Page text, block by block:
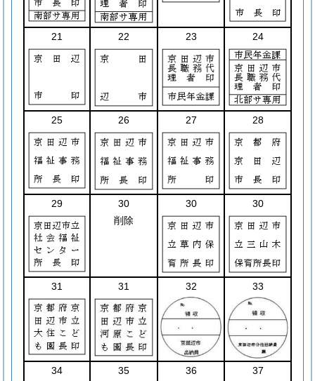
21 22 23 24
25 26 27 28
29 30 30
30
削除
31 31 32 33
34 35 36 37